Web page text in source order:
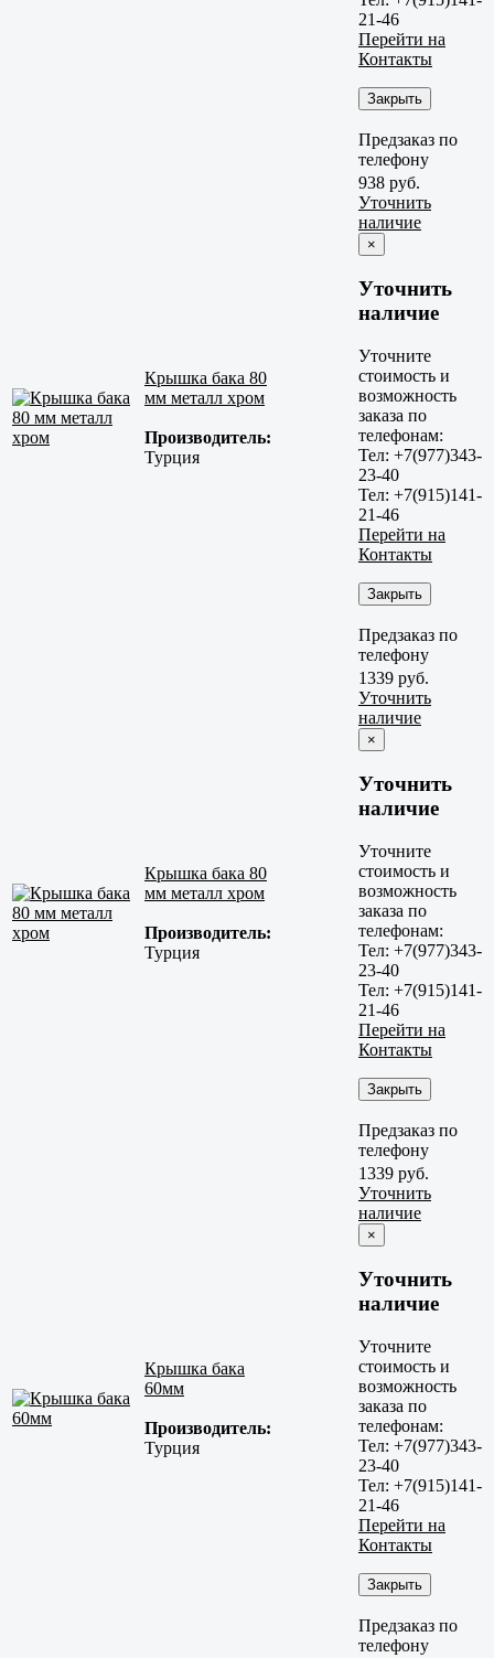
21-46
Перейти на
Контакты
Закрыть
Предзаказ по
телефону
Крышка бака 80
мм металл хром
Производитель:
Турция
938 руб.
Уточнить
наличие
×
Уточнить
наличие
Уточните
стоимость и
возможность
заказа по
телефонам:
Тел: +7(977)343-
23-40
Тел: +7(915)141-
21-46
Перейти на
Контакты
Закрыть
Предзаказ по
телефону
Крышка бака 80
мм металл хром
Производитель:
Турция
1339 руб.
Уточнить
наличие
×
Уточнить
наличие
Уточните
стоимость и
возможность
заказа по
телефонам:
Тел: +7(977)343-
23-40
Тел: +7(915)141-
21-46
Перейти на
Контакты
Закрыть
Предзаказ по
телефону
Крышка бака
60мм
Производитель:
Турция
1339 руб.
Уточнить
наличие
×
Уточнить
наличие
Уточните
стоимость и
возможность
заказа по
телефонам:
Тел: +7(977)343-
23-40
Тел: +7(915)141-
21-46
Перейти на
Контакты
Закрыть
Предзаказ по
телефону